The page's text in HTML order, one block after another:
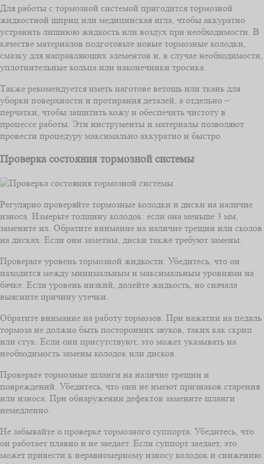
Для работы с тормозной системой пригодится тормозной
жидкостной шприц или медицинская игла, чтобы аккуратно
устранить лишнюю жидкость или воздух при необходимости. В
качестве материалов подготовьте новые тормозные колодки,
смазку для направляющих элементов и, в случае необходимости,
уплотнительные кольца или наконечники тросика.
Также рекомендуется иметь наготове ветошь или ткань для
уборки поверхности и протирания деталей, а отдельно –
перчатки, чтобы защитить кожу и обеспечить чистоту в
процессе работы. Эти инструменты и материалы позволяют
провести процедуру максимально аккуратно и быстро.
Проверка состояния тормозной системы
Регулярно проверяйте тормозные колодки и диски на наличие
износа. Измерьте толщину колодок: если она меньше 3 мм,
замените их. Обратите внимание на наличие трещин или сколов
на дисках. Если они заметны, диски также требуют замены.
Проверьте уровень тормозной жидкости. Убедитесь, что он
находится между минимальным и максимальным уровнями на
бачке. Если уровень низкий, долейте жидкость, но сначала
выясните причину утечки.
Обратите внимание на работу тормозов. При нажатии на педаль
тормоза не должно быть посторонних звуков, таких как скрип
или стук. Если они присутствуют, это может указывать на
необходимость замены колодок или дисков.
Проверьте тормозные шланги на наличие трещин и
повреждений. Убедитесь, что они не имеют признаков старения
или износа. При обнаружении дефектов замените шланги
немедленно.
Не забывайте о проверке тормозного суппорта. Убедитесь, что
он работает плавно и не заедает. Если суппорт заедает, это
может привести к неравномерному износу колодок и снижению